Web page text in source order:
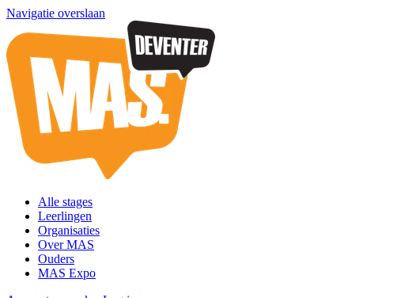
Navigatie overslaan
Alle stages
Leerlingen
Organisaties
Over MAS
Ouders
MAS Expo